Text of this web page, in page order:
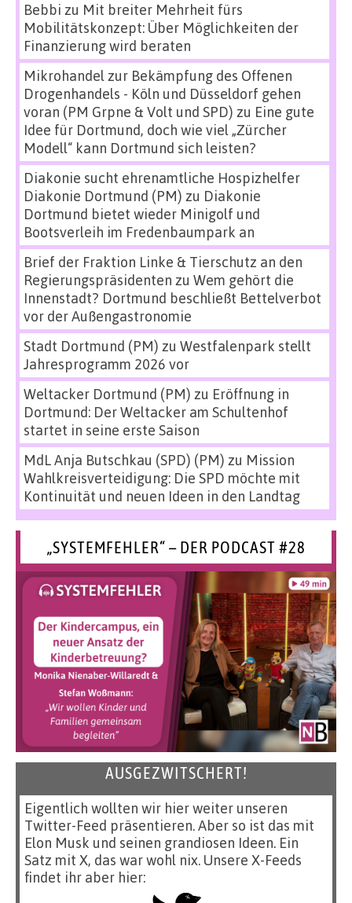
Bebbi zu Mit breiter Mehrheit fürs
Mobilitätskonzept: Über Möglichkeiten der
Finanzierung wird beraten
Mikrohandel zur Bekämpfung des Offenen
Drogenhandels - Köln und Düsseldorf gehen
voran (PM Grpne & Volt und SPD) zu Eine gute
Idee für Dortmund, doch wie viel „Zürcher
Modell“ kann Dortmund sich leisten?
Diakonie sucht ehrenamtliche Hospizhelfer
Diakonie Dortmund (PM) zu Diakonie
Dortmund bietet wieder Minigolf und
Bootsverleih im Fredenbaumpark an
Brief der Fraktion Linke & Tierschutz an den
Regierungspräsidenten zu Wem gehört die
Innenstadt? Dortmund beschließt Bettelverbot
vor der Außengastronomie
Stadt Dortmund (PM) zu Westfalenpark stellt
Jahresprogramm 2026 vor
Weltacker Dortmund (PM) zu Eröffnung in
Dortmund: Der Weltacker am Schultenhof
startet in seine erste Saison
MdL Anja Butschkau (SPD) (PM) zu Mission
Wahlkreisverteidigung: Die SPD möchte mit
Kontinuität und neuen Ideen in den Landtag
„SYSTEMFEHLER“ – DER PODCAST #28
AUSGEZWITSCHERT!
Eigentlich wollten wir hier weiter unseren
Twitter-Feed präsentieren. Aber so ist das mit
Elon Musk und seinen grandiosen Ideen. Ein
Satz mit X, das war wohl nix. Unsere X-Feeds
findet ihr aber hier: